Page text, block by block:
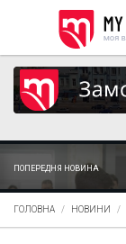
ПОПЕРЕДНЯ НОВИНА
ГОЛОВНА НОВИНИ